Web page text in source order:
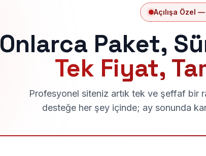
Açılışa Özel
Onlarca Paket,
Tek Fiyat,
Profesyonel siteniz artık tek ve şeffaf bir
desteğe her şey içinde; ay sonunda